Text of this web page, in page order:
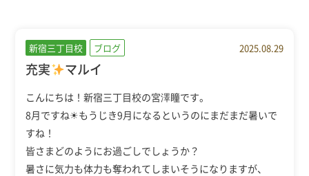
新宿三丁目校 ブログ 2025.08.29
充実 マルイ
こんにちは！新宿三丁目校の宮澤瞳です。
8月ですね☀もうじき9月になるというのにまだまだ暑いで
すね！
皆さまどのようにお過ごしでしょうか？
暑さに気力も体力も奪われてしまいそうになりますが、